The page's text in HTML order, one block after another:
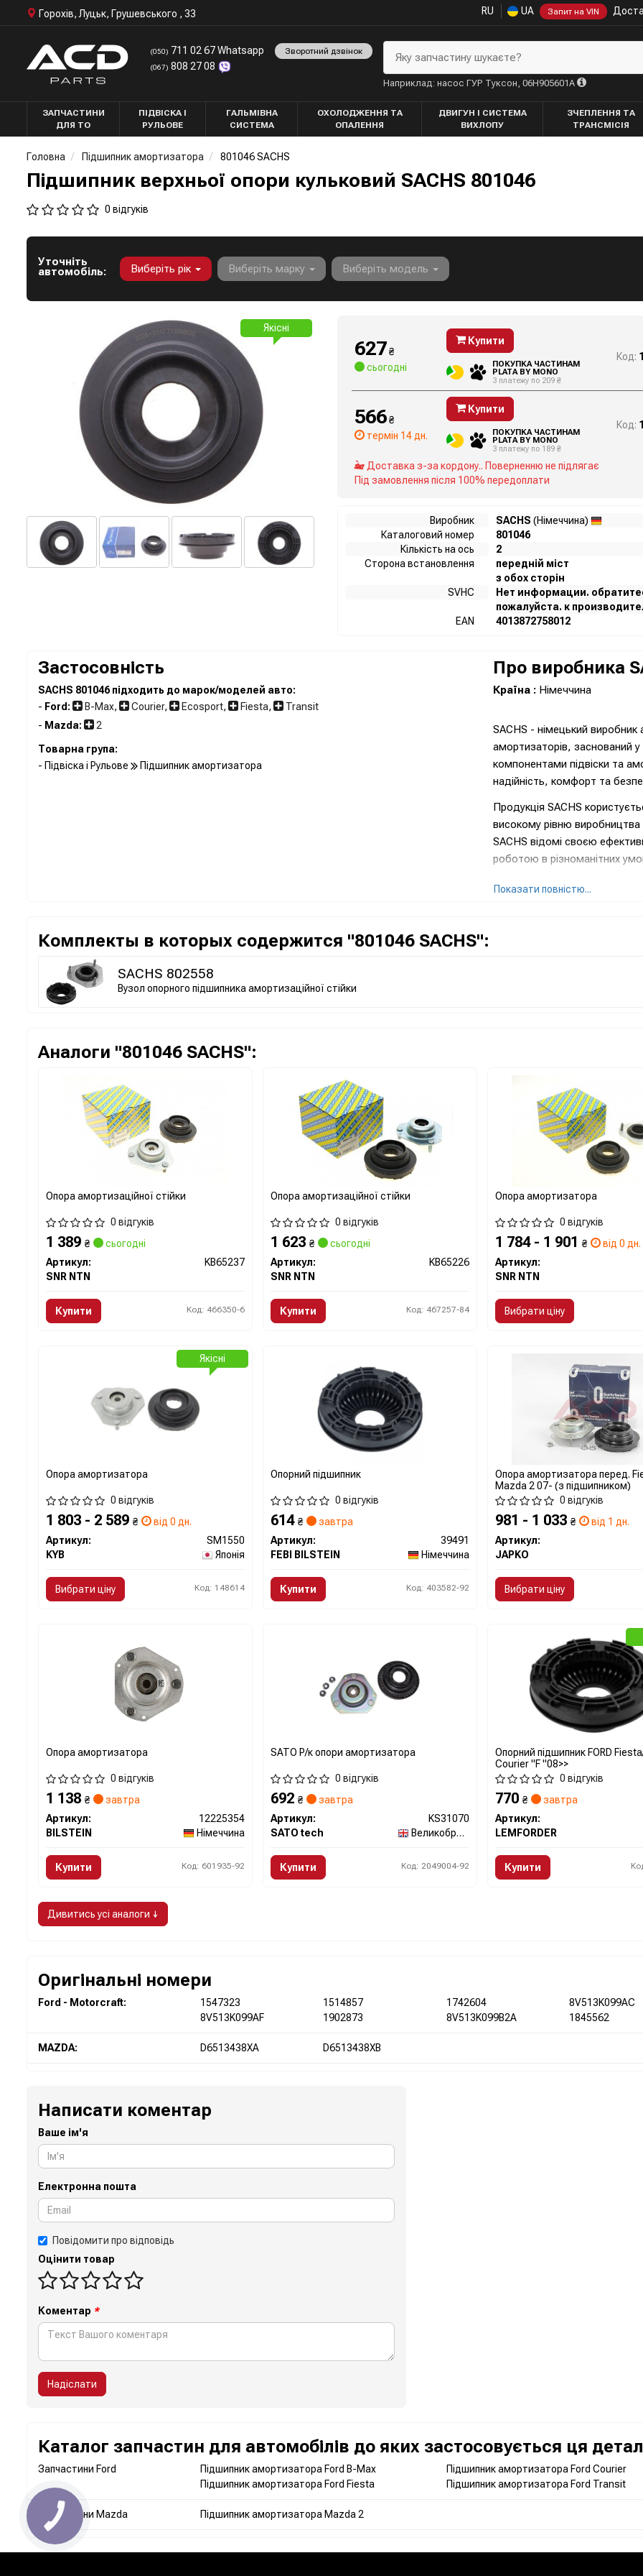
Горохів, Луцьк, Грушевського , 33 RU UA Запит на VIN
(050) 711 02 67 Whatsapp
(067) 808 27 08
Зворотний дзвінок Яку запчастину шукаєте?
Наприклад: насос ГУР Туксон, 06H905601A
ЗАПЧАСТИНИ
ДЛЯ ТО
ПІДВІСКА І
РУЛЬОВЕ
ГАЛЬМІВНА
СИСТЕМА
ОХОЛОДЖЕННЯ ТА
ОПАЛЕННЯ
ДВИГУН І СИСТЕМА
ВИХЛОПУ
ЗЧЕПЛЕННЯ ТА
ТРАНСМІСІЯ
Головна Підшипник амортизатора 801046 SACHS
Підшипник верхньої опори кульковий SACHS 801046
0 відгуків
Уточніть
автомобіль: Виберіть рік Виберіть марку Виберіть модель
Якісні
627 ₴
сьогодні
Купити
ПОКУПКА ЧАСТИНАМ
PLATA BY MONO
3 платежу по 209 ₴
Код:
566 ₴
термін 14 дн.
Купити
ПОКУПКА ЧАСТИНАМ
PLATA BY MONO
3 платежу по 189 ₴
Код:
Доставка з-за кордону.. Поверненню не підлягає
Під замовлення після 100% передоплати
Виробник SACHS (Німеччина)
Каталоговий номер
801046
Кількість на ось
2
Сторона встановлення
передній міст
з обох сторін
SVHC
Нет информации.
пожалуйста. к
EAN
4013872758012
Застосовність
SACHS 801046 підходить до марок/моделей авто:
- Ford: B-Max, Courier, Ecosport, Fiesta,
Transit
- Mazda: 2
Товарна група:
- Підвіска і Рульове
Підшипник амортизатора
Про виробника
Країна : Німеччина
SACHS - німецький виробник
амортизаторів, заснований
компонентами підвіски та
надійність, комфорт та
Продукція SACHS
високому рівню
SACHS відомі своєю
роботою в різноманітних
Бренд SACHS великим
залишається лідером у
водіям впевненість у їх
Показати повністю...
Комплекты в которых содержится "801046 SACHS":
SACHS 802558
Вузол опорного підшипника амортизаційної стійки
Аналоги "801046 SACHS":
Опора амортизаційної стійки
0 відгуків
1 389 ₴
сьогодні
Артикул:
KB65237
SNR NTN
Купити Код: 466350-6
Опора амортизаційної стійки
0 відгуків
1 623 ₴
сьогодні
Артикул:
KB65226
SNR NTN
Купити Код: 467257-84
Опора амортизатора
0 відгуків
1 784 - 1 901 ₴
від 0 дн.
Артикул:
SNR NTN
Вибрати ціну
Опора амортизатора
0 відгуків
1 803 - 2 589 ₴
від 0 дн.
Артикул:
SM1550
KYB
Японія
Вибрати ціну Код: 148614
Якісні
Опорний підшипник
0 відгуків
614 ₴
завтра
Артикул:
39491
FEBI BILSTEIN
Німеччина
Купити Код: 403582-92
Опора амортизатора перед.
Mazda 2 07- (з підшипником)
0 відгуків
981 - 1 033 ₴
від 1 дн.
Артикул:
JAPKO
Вибрати ціну
Опора амортизатора
0 відгуків
1 138 ₴
завтра
Артикул:
12225354
BILSTEIN
Німеччина
Купити Код: 601935-92
SATO Р/к опори амортизатора
0 відгуків
692 ₴
завтра
Артикул:
KS31070
SATO tech
Великобританія
Купити Код: 2049004-92
Опорний підшипник FORD
Courier "F "08>>
0 відгуків
770 ₴
завтра
Артикул:
LEMFORDER
Купити
Дивитись усі аналоги ↓
Оригінальні номери
Ford - Motorcraft: 1547323 1514857 1742604 8V513K099AC
8V513K099AF
1902873 8V513K099B2A 1845562
MAZDA: D6513438XA D6513438XB
Написати коментар
Ваше ім'я
Електронна пошта
Повідомити про відповідь
Оцінити товар
Коментар *
Надіслати
Каталог запчастин для автомобілів до яких застосовується ця
Запчастини Ford Підшипник амортизатора Ford B-Max Підшипник амортизатора Ford Courier
Підшипник амортизатора Ford Fiesta
Підшипник амортизатора Ford Transit
Запчастини Mazda Підшипник амортизатора Mazda 2